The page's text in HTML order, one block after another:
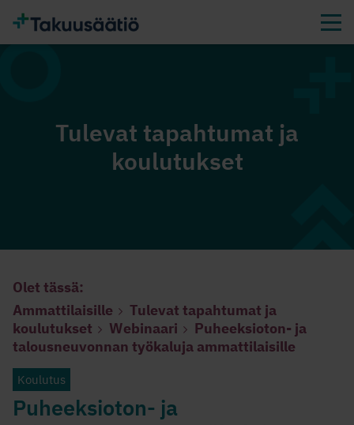
Tulevat tapahtumat ja
koulutukset
Olet tässä:
Ammattilaisille
Tulevat tapahtumat ja
koulutukset
Webinaari
Puheeksioton- ja
talousneuvonnan työkaluja ammattilaisille
Koulutus
Puheeksioton- ja